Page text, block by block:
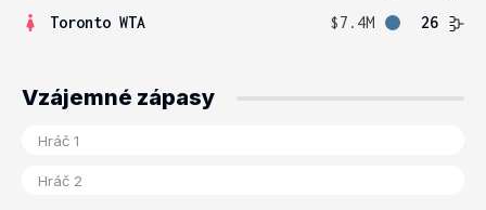
Toronto WTA
$7.4M 26
Vzájemné zápasy